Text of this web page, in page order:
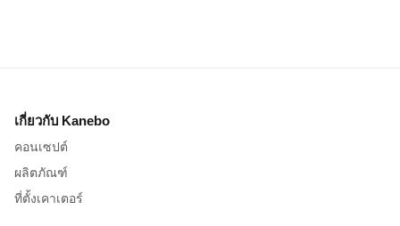
เกี่ยวกับ Kanebo
คอนเซปต์
ผลิตภัณฑ์
ที่ตั้งเคาเตอร์